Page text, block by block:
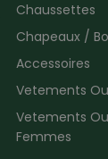
Chaussettes
Chapeaux /
Accessoires
Vetements
Vetements
Femmes